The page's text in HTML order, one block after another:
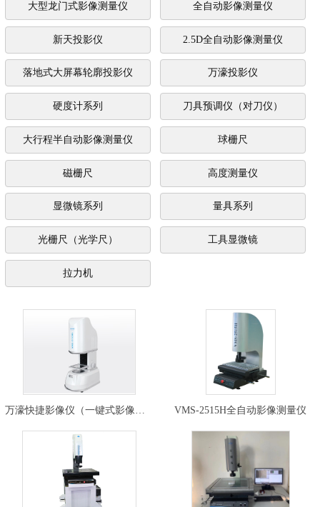
大型龙门式影像测量仪 全自动影像测量仪
新天投影仪 2.5D全自动影像测量仪
落地式大屏幕轮廓投影仪 万濠投影仪
硬度计系列 刀具预调仪（对刀仪）
大行程半自动影像测量仪 球栅尺
磁栅尺 高度测量仪
显微镜系列 量具系列
光栅尺（光学尺） 工具显微镜
拉力机
万濠快捷影像仪（一键式影像测量… VMS-2515H全自动影像测量仪